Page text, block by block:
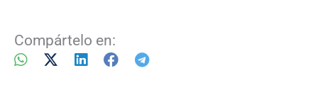
Compártelo en: